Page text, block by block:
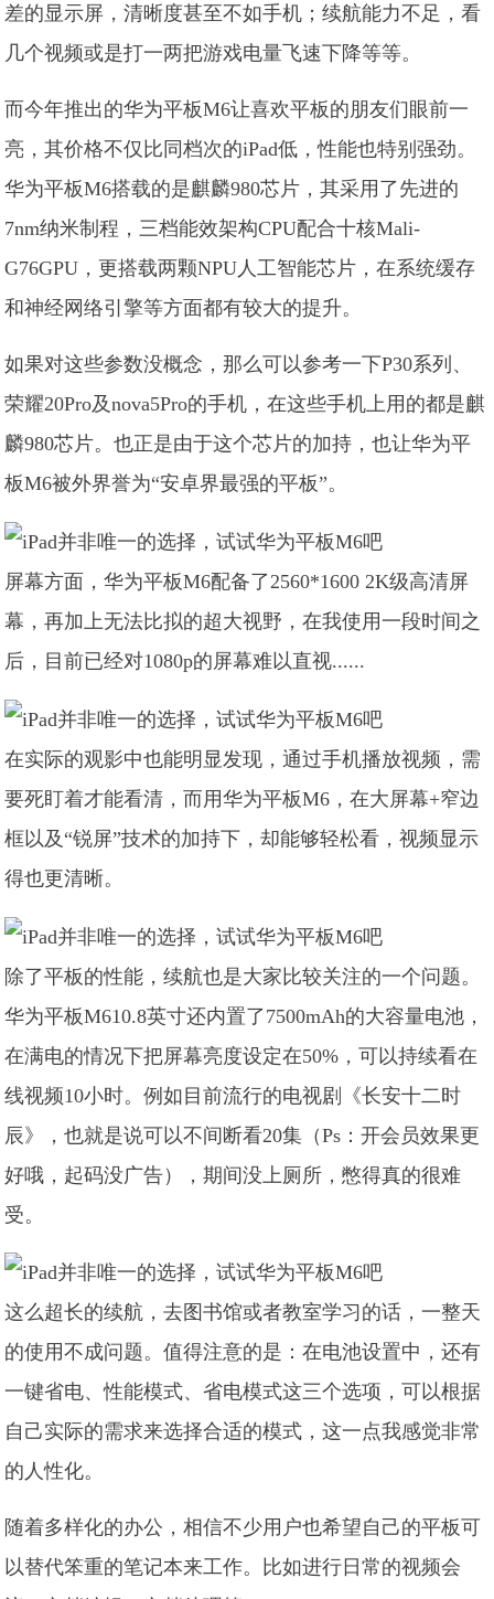
差的显示屏，清晰度甚至不如手机；续航能力不足，看
几个视频或是打一两把游戏电量飞速下降等等。
而今年推出的华为平板M6让喜欢平板的朋友们眼前一
亮，其价格不仅比同档次的iPad低，性能也特别强劲。
华为平板M6搭载的是麒麟980芯片，其采用了先进的
7nm纳米制程，三档能效架构CPU配合十核Mali-
G76GPU，更搭载两颗NPU人工智能芯片，在系统缓存
和神经网络引擎等方面都有较大的提升。
如果对这些参数没概念，那么可以参考一下P30系列、
荣耀20Pro及nova5Pro的手机，在这些手机上用的都是麒
麟980芯片。也正是由于这个芯片的加持，也让华为平
板M6被外界誉为“安卓界最强的平板”。
屏幕方面，华为平板M6配备了2560*1600 2K级高清屏
幕，再加上无法比拟的超大视野，在我使用一段时间之
后，目前已经对1080p的屏幕难以直视......
在实际的观影中也能明显发现，通过手机播放视频，需
要死盯着才能看清，而用华为平板M6，在大屏幕+窄边
框以及“锐屏”技术的加持下，却能够轻松看，视频显示
得也更清晰。
除了平板的性能，续航也是大家比较关注的一个问题。
华为平板M610.8英寸还内置了7500mAh的大容量电池，
在满电的情况下把屏幕亮度设定在50%，可以持续看在
线视频10小时。例如目前流行的电视剧《长安十二时
辰》，也就是说可以不间断看20集（Ps：开会员效果更
好哦，起码没广告），期间没上厕所，憋得真的很难
受。
这么超长的续航，去图书馆或者教室学习的话，一整天
的使用不成问题。值得注意的是：在电池设置中，还有
一键省电、性能模式、省电模式这三个选项，可以根据
自己实际的需求来选择合适的模式，这一点我感觉非常
的人性化。
随着多样化的办公，相信不少用户也希望自己的平板可
以替代笨重的笔记本来工作。比如进行日常的视频会